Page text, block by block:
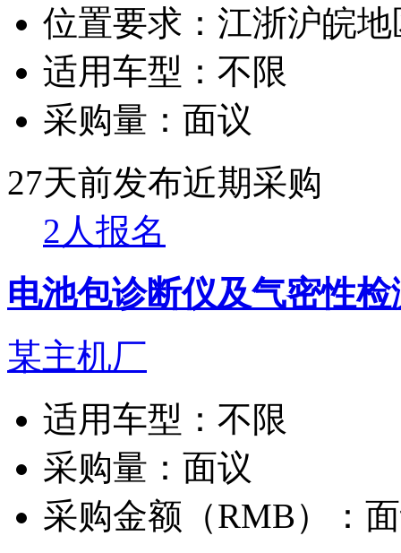
位置要求： 江浙沪皖地
适用车型： 不限
采购量： 面议
27天前发布近期采购
2人报名
电池包诊断仪及气密性检
某主机厂
适用车型： 不限
采购量： 面议
采购金额（RMB）：